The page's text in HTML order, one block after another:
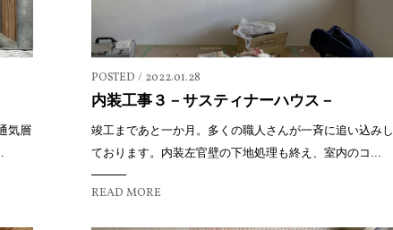
気層
POSTED / 2022.01.28
内装工事３－サスティナーハウス－
竣工まであと一か月。多くの職人さんが一斉に追い込みし
ております。内装左官壁の下地処理も終え、室内のコ...
READ MORE